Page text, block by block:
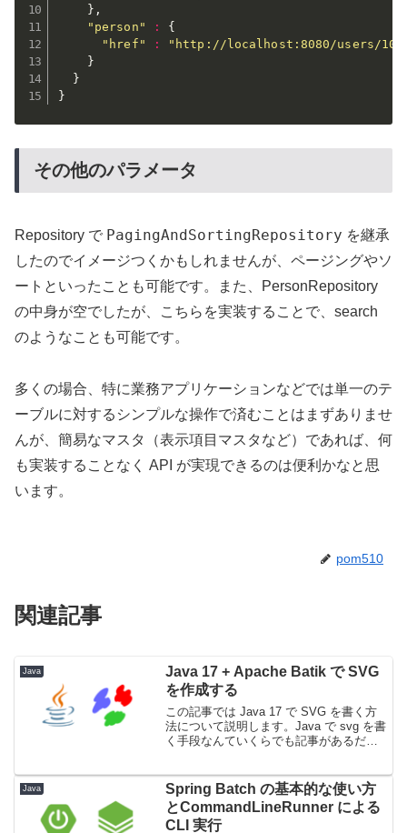
} ,
"person"
:
{
"href"
:
"http://localhost:8080/users/
}
}
}
その他のパラメータ
Repository で PagingAndSortingRepository を継承
したのでイメージつくかもしれませんが、ページングやソ
ートといったことも可能です。また、PersonRepository
の中身が空でしたが、こちらを実装することで、search
のようなことも可能です。
多くの場合、特に業務アプリケーションなどでは単一のテ
ーブルに対するシンプルな操作で済むことはまずありませ
んが、簡易なマスタ（表示項目マスタなど）であれば、何
も実装することなく API が実現できるのは便利かなと思
います。
pom510
関連記事
Java
Java 17 + Apache Batik で SVG
を作成する
この記事では Java 17 で SVG を書く方
法について説明します。Java で svg を書
く手段なんていくらでも記事があるだろ
とに驚きました。結論から言うと、...
Java
Spring Batch の基本的な使い方
とCommandLineRunner による
CLI 実行